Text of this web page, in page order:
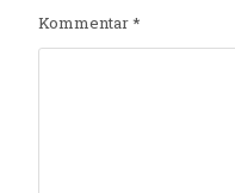
Kommentar*